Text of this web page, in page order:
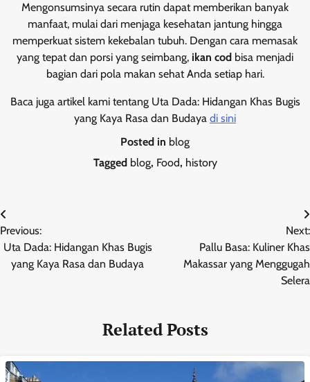
Mengonsumsinya secara rutin dapat memberikan banyak
manfaat, mulai dari menjaga kesehatan jantung hingga
memperkuat sistem kekebalan tubuh. Dengan cara memasak
yang tepat dan porsi yang seimbang, ikan cod bisa menjadi
bagian dari pola makan sehat Anda setiap hari.
Baca juga artikel kami tentang Uta Dada: Hidangan Khas Bugis
yang Kaya Rasa dan Budaya di sini
Posted in blog
Tagged blog, Food, history
Post
navigation
Previous:
Uta Dada: Hidangan Khas Bugis
yang Kaya Rasa dan Budaya
Next:
Pallu Basa: Kuliner Khas
Makassar yang Menggugah
Selera
Related Posts